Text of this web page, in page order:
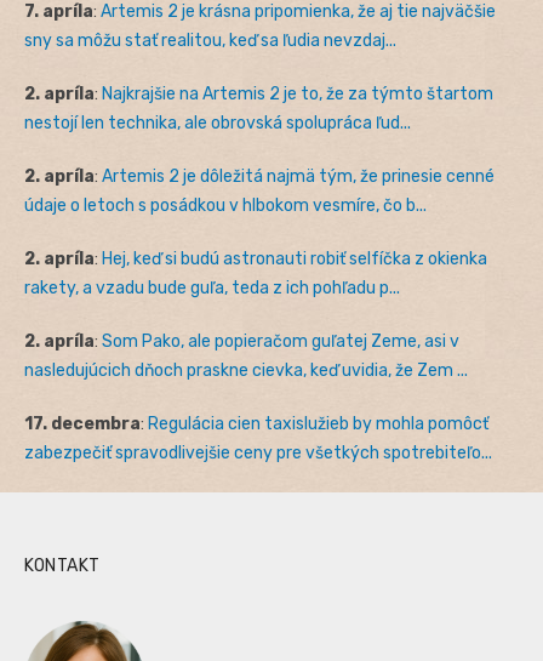
7. apríla: Artemis 2 je krásna pripomienka, že aj tie najväčšie
sny sa môžu stať realitou, keď sa ľudia nevzdaj...
2. apríla: Najkrajšie na Artemis 2 je to, že za týmto štartom
nestojí len technika, ale obrovská spolupráca ľud...
2. apríla: Artemis 2 je dôležitá najmä tým, že prinesie cenné
údaje o letoch s posádkou v hlbokom vesmíre, čo b...
2. apríla: Hej, keď si budú astronauti robiť selfíčka z okienka
rakety, a vzadu bude guľa, teda z ich pohľadu p...
2. apríla: Som Pako, ale popieračom guľatej Zeme, asi v
nasledujúcich dňoch praskne cievka, keď uvidia, že Zem ...
17. decembra: Regulácia cien taxislužieb by mohla pomôcť
zabezpečiť spravodlivejšie ceny pre všetkých spotrebiteľo...
KONTAKT